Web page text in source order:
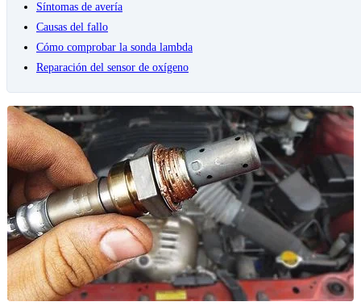
Síntomas de avería
Causas del fallo
Cómo comprobar la sonda lambda
Reparación del sensor de oxígeno